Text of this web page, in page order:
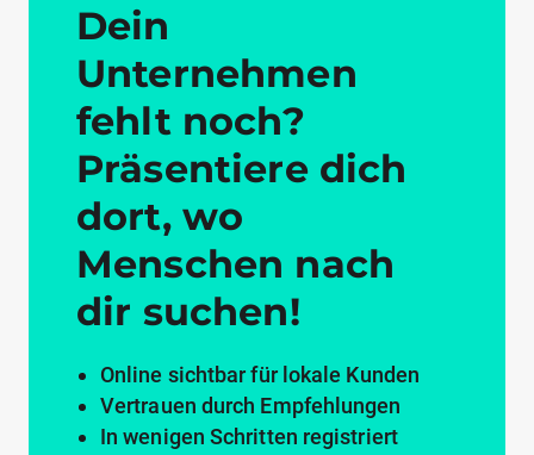
Dein
Unternehmen
fehlt noch?
Präsentiere dich
dort, wo
Menschen nach
dir suchen!
Online sichtbar für lokale Kunden
Vertrauen durch Empfehlungen
In wenigen Schritten registriert